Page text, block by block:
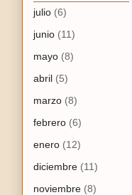
julio (6)
junio (11)
mayo (8)
abril (5)
marzo (8)
febrero (6)
enero (12)
diciembre (11)
noviembre (8)